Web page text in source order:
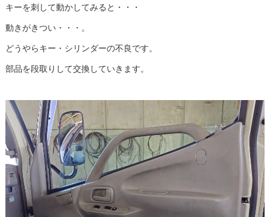
キーを刺して動かしてみると・・・
動きがきつい・・・。
どうやらキー・シリンダーの不良です。
部品を段取りして交換していきます。